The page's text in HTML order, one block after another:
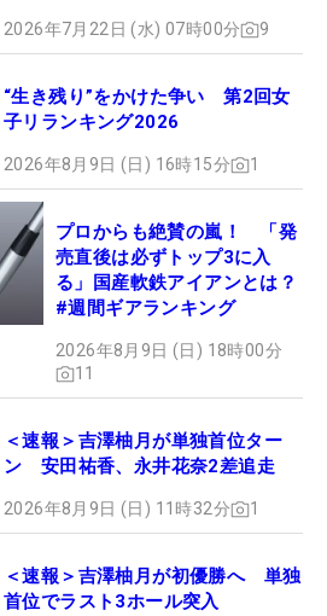
2026年7月22日 (水) 07時00分 9
“生き残り”をかけた争い 第2回女
子リランキング2026
2026年8月9日 (日) 16時15分 1
プロからも絶賛の嵐！ 「発
売直後は必ずトップ3に入
る」国産軟鉄アイアンとは？
#週間ギアランキング
2026年8月9日 (日) 18時00分
11
＜速報＞吉澤柚月が単独首位ター
ン 安田祐香、永井花奈2差追走
2026年8月9日 (日) 11時32分 1
＜速報＞吉澤柚月が初優勝へ 単独
首位でラスト3ホール突入